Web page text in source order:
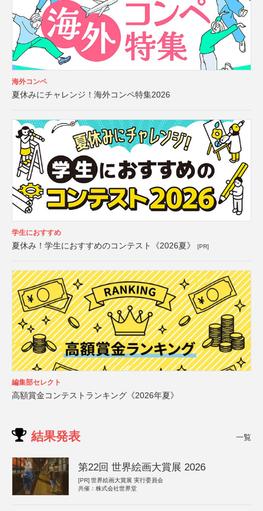
海外コンペ
夏休みにチャレンジ！海外コンペ特集2026
学生におすすめ
夏休み！学生におすすめのコンテスト《2026夏》 [PR]
編集部セレクト
高額賞金コンテストランキング《2026年夏》
結果発表 一覧
第22回 世界絵画大賞展 2026
[PR] 世界絵画大賞展 実行委員会
共催：株式会社世界堂